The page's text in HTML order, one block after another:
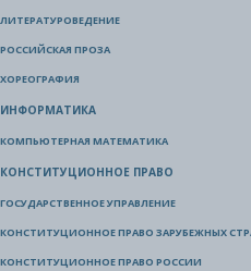
ЛИТЕРАТУРОВЕДЕНИЕ
РОССИЙСКАЯ ПРОЗА
ХОРЕОГРАФИЯ
ИНФОРМАТИКА
КОМПЬЮТЕРНАЯ МАТЕМАТИКА
КОНСТИТУЦИОННОЕ ПРАВО
ГОСУДАРСТВЕННОЕ УПРАВЛЕНИЕ
КОНСТИТУЦИОННОЕ ПРАВО ЗАРУБЕЖНЫХ
КОНСТИТУЦИОННОЕ ПРАВО РОССИИ